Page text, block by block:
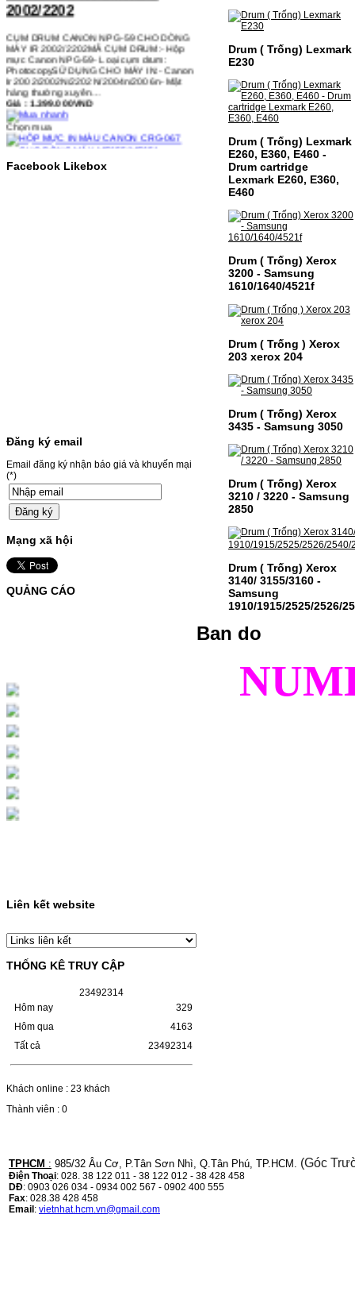
CỤM DRUM CANON NPG-59 CHO DÒNG
mực Canon NPG-59- Loại cụm drum:
PhotocopySỬ DỤNG CHO MÁY IN:- Canon
Ir 2002/2002N/2202N/2004n/2006n- Mặt
hàng thường xuyên…
Giá : 1.399.000VND
Chọn mua
CRG-067 CHO DÒNG MÁY
Hộp mực Brother TN-240– Loại mực: BK
(Đen) SỬ DỤNG CHO MÁY IN:– Brother
HL-3040CN/MFC-9120CN– Mặt hàng
thường xuyên thay…
Giá : 499.000VND
Chọn mua
MỰC NẠP MÀU 119A CHO
DÒNG MÁY HP COLOR
LASER 150A/178NW
Chọn mua
HỘP MỰC MÀU SAMSUNG
CLT-403S CHO DÒNG MÁY
SL-C435/C436
HỘP MỰC MÀU SAMSUNG CLT-403S CHO
DÒNG MÁY SL-C435/C436MÃ HỘP MỰC:-
Samsung CLT-403S- Loại mực: Mực in laser
HỘP MỰC HP 110A
(W1110A) CHO DÒNG MÁY
LBP 243/MF 461DW
HỘP MỰC HP 110A (W1110A) CHO DÒNG
MÁY LBP 243/MF 461DWMÃ HỘP MỰC:-
Mực in laser trắng đenSỬ DỤNG CHO MÁY
IN:- HP…
Giá : 249.000VND
243/MF 461DW
HỘP MỰC CANON CRG-070 CHO DÒNG
MÁY LBP 243/MF 461DW MÃ HỘP MỰC:–
Hộp mực Canon CRG-070– Loại mực: Mực
in laser trắng đenSỬ DỤNG CHO MÁY IN:–
Facebook Likebox
Đăng ký email
Email đăng ký nhận báo giá và khuyến mại
(*)
Mạng xã hội
QUẢNG CÁO
Liên kết website
THỐNG KÊ TRUY CẬP
2349231 4
Hôm nay
Hôm qua
Tất cả
329
4163
23492314
Khách online : 23 khách
Thành viên : 0
Drum ( Trống) Lexmark
E230
Drum ( Trống) Lexmark
E260, E360, E460 -
Drum cartridge
Lexmark E260, E360,
E460
Drum ( Trống) Xerox
3200 - Samsung
1610/1640/4521f
Drum ( Trống ) Xerox
203 xerox 204
Drum ( Trống) Xerox
3435 - Samsung 3050
Drum ( Trống) Xerox
3210 / 3220 - Samsung
2850
Drum ( Trống) Xerox
3140/ 3155/3160 -
Samsung
1910/1915/2525/2526/
Ban do
TPHCM : 985/32 Âu Cơ, P.Tân Sơn Nhì, Q.Tân Phú, TP.HCM. (Góc
Điện Thoại: 028. 38 122 011 - 38 122 012 - 38 428 458
DĐ: 0903 026 034 - 0934 002 567 - 0902 400 555
Fax: 028.38 428 458
Email: vietnhat.hcm.vn@gmail.com